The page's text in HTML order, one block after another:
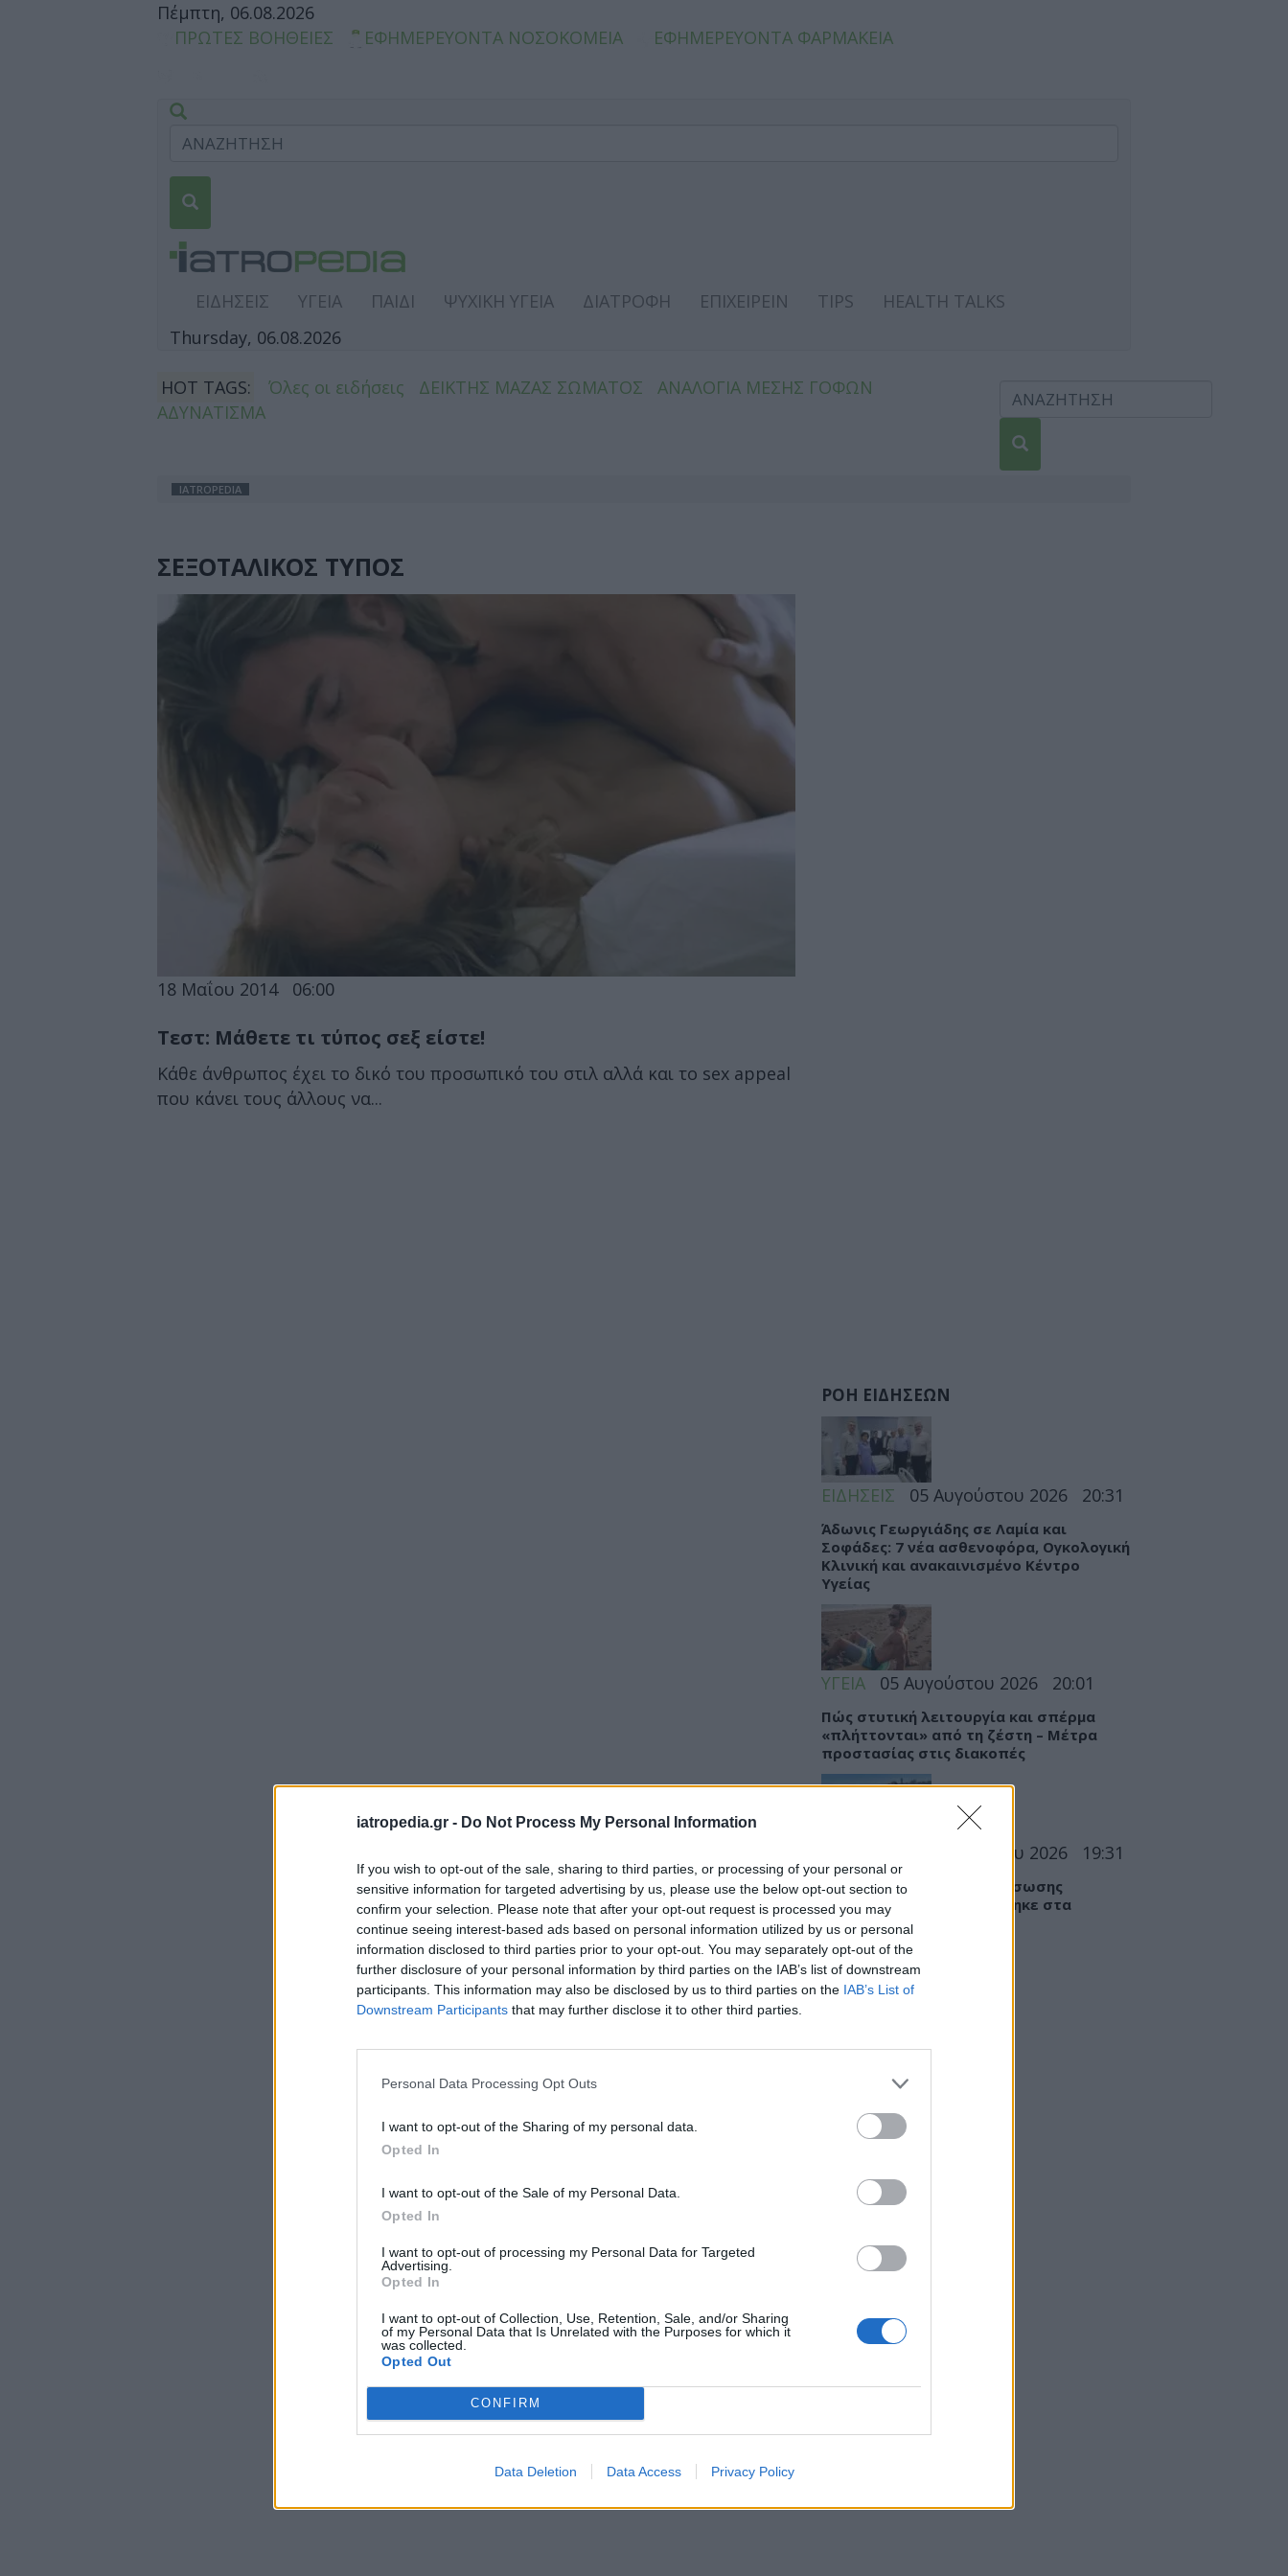
iatropedia.gr - Do Not Process My Personal Information
If you wish to opt-out of the sale, sharing to third parties, or processing of your personal or
sensitive information for targeted advertising by us, please use the below opt-out section to
confirm your selection. Please note that after your opt-out request is processed you may
continue seeing interest-based ads based on personal information utilized by us or personal
information disclosed to third parties prior to your opt-out. You may separately opt-out of the
further disclosure of your personal information by third parties on the IAB’s list of downstream
participants. This information may also be disclosed by us to third parties on the IAB’s List of
Downstream Participants that may further disclose it to other third parties.
Personal Data Processing Opt Outs
I want to opt-out of the Sharing of my personal data.
Opted In
I want to opt-out of the Sale of my Personal Data.
Opted In
I want to opt-out of processing my Personal Data for Targeted
Advertising.
Opted In
I want to opt-out of Collection, Use, Retention, Sale, and/or Sharing
of my Personal Data that Is Unrelated with the Purposes for which it
was collected.
Opted Out
CONFIRM
Data Deletion Data Access Privacy Policy
Πέμπτη, 06.08.2026
ΠΡΩΤΕΣ ΒΟΗΘΕΙΕΣ
ΕΦΗΜΕΡΕΥΟΝΤΑ ΝΟΣΟΚΟΜΕΙΑ ΕΦΗΜΕΡΕΥΟΝΤΑ ΦΑΡΜΑΚΕΙΑ
ΕΙΔΗΣΕΙΣ ΥΓΕΙΑ ΠΑΙΔΙ ΨΥΧΙΚΗ ΥΓΕΙΑ ΔΙΑΤΡΟΦΗ ΕΠΙΧΕΙΡΕΙΝ TIPS
HEALTH TALKS
Thursday, 06.08.2026
HOT TAGS: Όλες οι ειδήσεις ΔΕΙΚΤΗΣ ΜΑΖΑΣ ΣΩΜΑΤΟΣ
ΑΝΑΛΟΓΙΑ ΜΕΣΗΣ ΓΟΦΩΝ
ΑΔΥΝΑΤΙΣΜΑ
IATROPEDIA
ΣΕΞΟΤΑΛΙΚΟΣ ΤΥΠΟΣ
18 Μαΐου 2014 06:00
Τεστ: Μάθετε τι τύπος σεξ είστε!
Κάθε άνθρωπος έχει το δικό του προσωπικό του στιλ αλλά και το sex appeal
που κάνει τους άλλους να...
ΡΟΗ ΕΙΔΗΣΕΩΝ
ΕΙΔΗΣΕΙΣ 05 Αυγούστου 2026 20:31
Άδωνις Γεωργιάδης σε Λαμία και
Σοφάδες: 7 νέα ασθενοφόρα, Ογκολογική
Κλινική και ανακαινισμένο Κέντρο
Υγείας
ΥΓΕΙΑ 05 Αυγούστου 2026 20:01
Πώς στυτική λειτουργία και σπέρμα
«πλήττονται» από τη ζέστη – Μέτρα
προστασίας στις διακοπές
05 Αυγούστου 2026 19:31
Γλυφάδα: Επιχείρηση διάσωσης
45χρονου που παρασύρθηκε στα
ανοιχτά